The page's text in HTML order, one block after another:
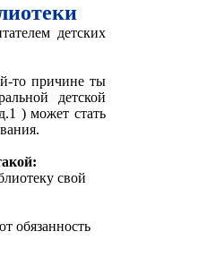
детских
то причине ты
детской
) может стать
свой
обязанность